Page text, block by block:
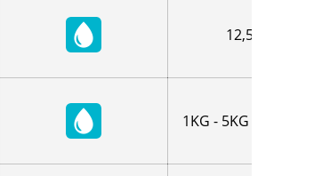
12,5L
1KG - 5KG - 12,5LT